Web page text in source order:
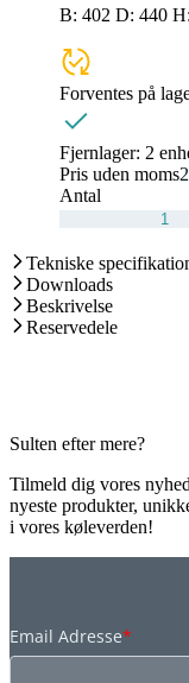
B: 402 D: 440
Forventes på
Fjernlager: 2
Pris uden moms
Antal
Tekniske
Downloads
Beskrivelse
Reservedele
Sulten efter mere?
Tilmeld dig vores
nyeste produkter,
i vores køleverden!
Email Adresse*